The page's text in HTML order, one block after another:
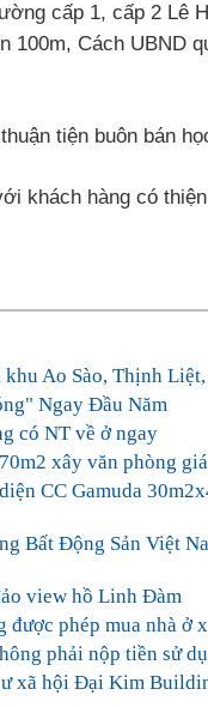
cấp 1, cấp 2 Lê
100m, Cách UBND
tiện buôn bán
khách hàng có
Ao Sào, Thịnh
Ngay Đầu Năm
có NT về ở ngay
xây văn phòng
CC Gamuda
Bất Động Sản Việt
view hồ Linh Đàm
phép mua nhà ở
phải nộp tiền sử
xã hội Đại Kim